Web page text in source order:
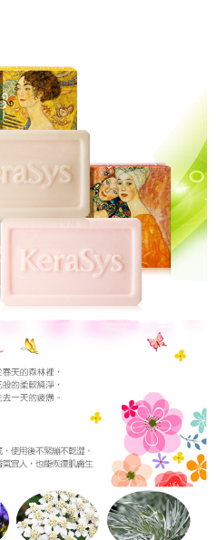
percuma untuk pesanan